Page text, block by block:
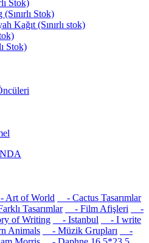
Stok)
Stok)
Kağıt (Sınırlı stok)
Stok)
Art of World
- Cactus Tasarımlar
Tasarımlar - Film Afişleri
-
of Writing - Istanbul
- I write
Animals - Müzik Grupları
-